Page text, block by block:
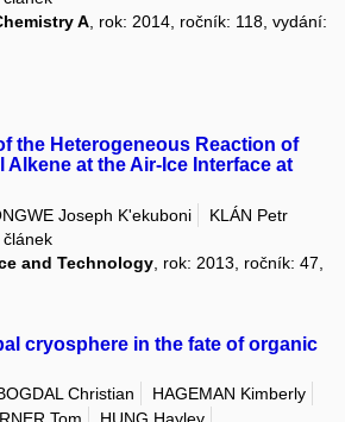
A , rok: 2014, ročník: 118, vydání:
the Heterogeneous Reaction of
Alkene at the Air-Ice Interface at
Joseph K'ekuboni
KLÁN Petr
and Technology , rok: 2013, ročník: 47,
cryosphere in the fate of organic
Christian
HAGEMAN Kimberly